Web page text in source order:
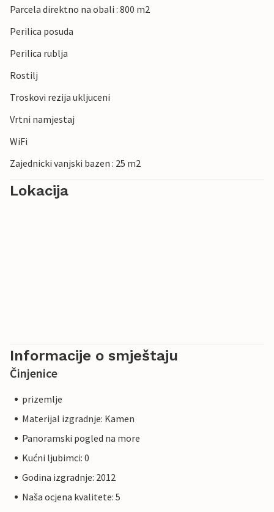
Parcela direktno na obali : 800 m2
Perilica posuda
Perilica rublja
Rostilj
Troskovi rezija ukljuceni
Vrtni namjestaj
WiFi
Zajednicki vanjski bazen : 25 m2
Lokacija
Informacije o smještaju
Činjenice
prizemlje
Materijal izgradnje: Kamen
Panoramski pogled na more
Kućni ljubimci: 0
Godina izgradnje: 2012
Naša ocjena kvalitete: 5